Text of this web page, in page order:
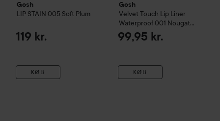
Gosh
LIP STAIN 005 Soft Plum
119 kr.
KØB
Gosh
Velvet Touch Lip Liner
Waterproof 001 Nougat
Crisp
99,95 kr.
KØB